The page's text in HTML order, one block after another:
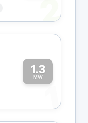
2
1.3
MW
1